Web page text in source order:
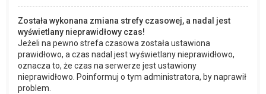
Została wykonana zmiana strefy czasowej, a nadal jest
wyświetlany nieprawidłowy czas!
Jeżeli na pewno strefa czasowa została ustawiona
prawidłowo, a czas nadal jest wyświetlany nieprawidłowo,
oznacza to, że czas na serwerze jest ustawiony
nieprawidłowo. Poinformuj o tym administratora, by naprawił
problem.